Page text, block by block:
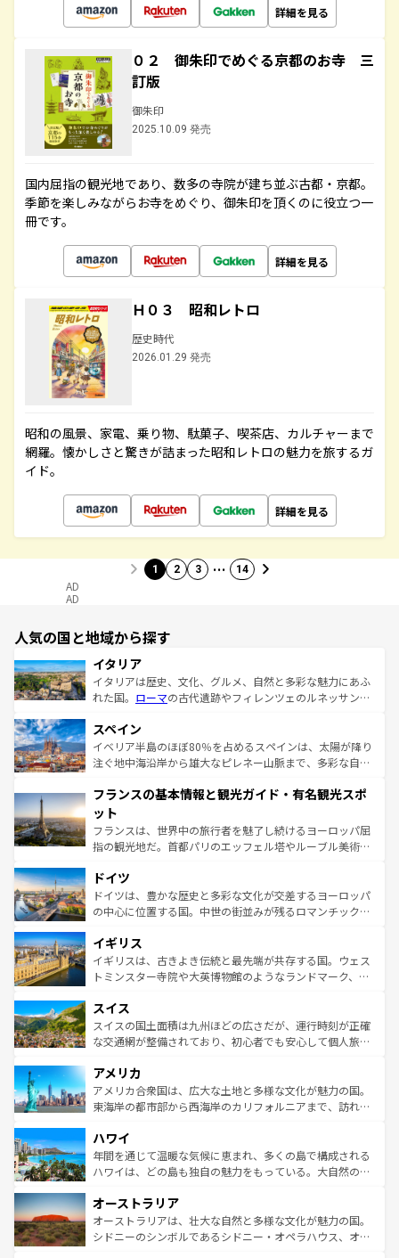
詳細を見る
０２ 御朱印でめぐる京都のお寺 三
訂版
御朱印
2025.10.09 発売
国内屈指の観光地であり、数多の寺院が建ち並ぶ古都・京都。
季節を楽しみながらお寺をめぐり、御朱印を頂くのに役立つ一
冊です。
詳細を見る
Ｈ０３ 昭和レトロ
歴史時代
2026.01.29 発売
昭和の風景、家電、乗り物、駄菓子、喫茶店、カルチャーまで
網羅。懐かしさと驚きが詰まった昭和レトロの魅力を旅するガ
イド。
詳細を見る
1 2 3 … 14
AD
AD
人気の国と地域から探す
イタリア
イタリアは歴史、文化、グルメ、自然と多彩な魅力にあふ
れた国。 ローマの古代遺跡やフィレンツェのルネッサンス
ろん、トスカーナの美しい田園風景やアマルフィ海岸の絶
景など、自然景観も見逃せない。観光の合間には、本場の
ピザやパスタなど、絶品のイタリア料理を堪能することも
ませてくれるイタリアで、忘れられない旅をしてみよう！
なお、新着のイタリア情報は
しい。
スペイン
イベリア半島のほぼ80％を占めるスペインは、太陽が降り
注ぐ地中海沿岸から雄大なピレネー山脈まで、多彩な自然
文化が根付くこの国では、情熱的なフラメンコ、熱気あふ
れる闘牛、そして美味しいタパスが生活の一部となってい
る。首都マドリードの洗練された雰囲気や、バルセロナの
アートに溢れた街角から、地方では古代ローマ遺跡や中世
せる。地方によって風土や気候が異なるスペインはその個
性で訪れる人を魅了する。 なお、新着のスペイン情報は コ
ンテンツ一覧を参照してほしい。
フランスの基本情報と観光ガイド・有名観光スポ
ット
フランスは、世界中の旅行者を魅了し続けるヨーロッパ屈
指の観光地だ。首都パリのエッフェル塔やルーブル美術館
で、幅広い魅力が詰まっている。華麗な宮殿、歴史的な大
聖堂、美しいビーチ、そして豊かな自然が、訪れる者を心
から魅了する。また、フランスは美食の国としても知ら
いる。シャンパンの発祥地であるランス、プロヴァンスの
香り高いラベンダー畑など、多彩な楽しみ方が可能だ。さ
らに、パリ以外の地域にも魅力が溢れており、どの街角に
れる地方に足を運ぶとそれぞれで全く異なる文化を体験で
きるだろう。 なお、新着のフランス情報はコンテンツ一覧
を参照してほしい。
ドイツ
ドイツは、豊かな歴史と多彩な文化が交差するヨーロッパ
の中心に位置する国。中世の街並みが残るロマンチック街
顔を持つこの国は、どこを歩いても飽きることがない。ベ
ルリンの文化的活気、バイエルン州のアルプスの絶景、そ
してライン川沿いのワイン畑といった風景は必見。ビール
は、お酒好きな人にはぜひ体験してほしい。 なお、新着の
ドイツ情報はコンテンツ一覧を参照してほしい。
イギリス
イギリスは、古きよき伝統と最先端が共存する国。ウェス
トミンスター寺院や大英博物館のようなランドマーク、歴
リアごとに異なる魅力がある。また、優雅なアフタヌーン
ティー、ビール好きにはたまらない英国パブ、サッカー観
戦など、本場だからこそできる体験も豊富。イギリスを旅
ンツ一覧を参照してほしい。
スイス
スイスの国土面積は九州ほどの広さだが、運行時刻が正確
な交通網が整備されており、初心者でも安心して個人旅行
の建物がそのまま残る町や、スイスならではのユニークな
博物館もあり、アルプス観光だけでなく町歩きも満喫する
ことができる。国民の所得が高いため物価も高いが、旅行
ば市内交通費無料で観光を楽しむこともできる。 なお、新
着のスイス情報はコンテンツ一覧 を参照してほしい。
アメリカ
アメリカ合衆国は、広大な土地と多様な文化が魅力の国。
東海岸の都市部から西海岸のカリフォルニアまで、訪れる
のような巨大都市は、観光、ショッピング、エンターテイ
ンメントが詰まった刺激的なスポットだ。一方、アメリカ
西部には大自然が広がり、グランドキャニオンやイエロー
部のニューオーリンズでは、音楽と美食が融合した独特の
文化が魅力。旅行者はアメリカの各地域で異なる魅力を楽
しみながら、その多様性と豊かな歴史を感じることができ
ハワイ
年間を通じて温暖な気候に恵まれ、多くの島で構成される
ハワイは、どの島も独自の魅力をもっている。大自然の神
ワイ島は見逃せない。また、定番の観光地といえばオアフ
島だが、静かな自然を求めるならマウイ島やカウアイ島が
おすすめ。エメラルドグリーンに輝く海をはじめ、豊かな
オーストラリア
オーストラリアは、壮大な自然と多様な文化が魅力の国。
シドニーのシンボルであるシドニー・オペラハウス、オー